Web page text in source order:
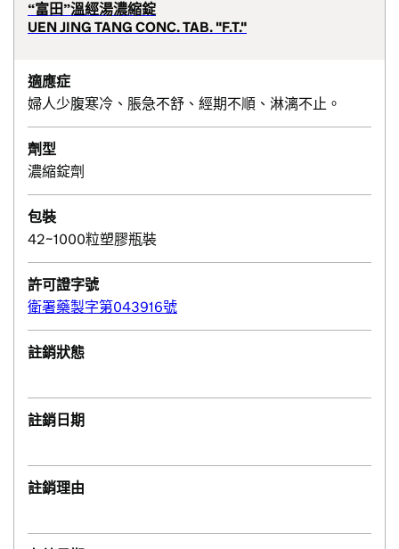
“富田”溫經湯濃縮錠
UEN JING TANG CONC. TAB. "F.T."
適應症
婦人少腹寒冷、脹急不舒、經期不順、淋漓不止。
劑型
濃縮錠劑
包裝
42~1000粒塑膠瓶裝
許可證字號
衛署藥製字第043916號
註銷狀態
註銷日期
註銷理由